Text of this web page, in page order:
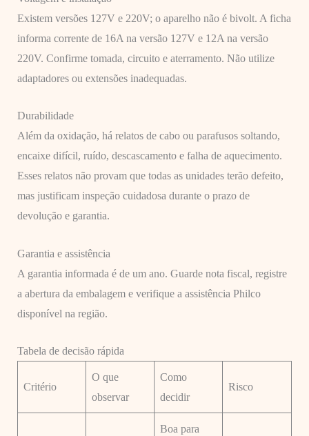
Existem versões 127V e 220V; o aparelho não é bivolt. A ficha
informa corrente de 16A na versão 127V e 12A na versão
220V. Confirme tomada, circuito e aterramento. Não utilize
adaptadores ou extensões inadequadas.
Durabilidade
Além da oxidação, há relatos de cabo ou parafusos soltando,
encaixe difícil, ruído, descascamento e falha de aquecimento.
Esses relatos não provam que todas as unidades terão defeito,
mas justificam inspeção cuidadosa durante o prazo de
devolução e garantia.
Garantia e assistência
A garantia informada é de um ano. Guarde nota fiscal, registre
a abertura da embalagem e verifique a assistência Philco
disponível na região.
Tabela de decisão rápida
Critério
O que
observar
Como
decidir
Risco
Boa para